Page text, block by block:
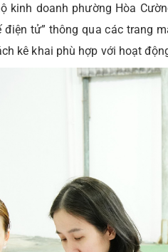
kinh doanh phường Hòa
điện tử” thông qua các trang
kê khai phù hợp với hoạt